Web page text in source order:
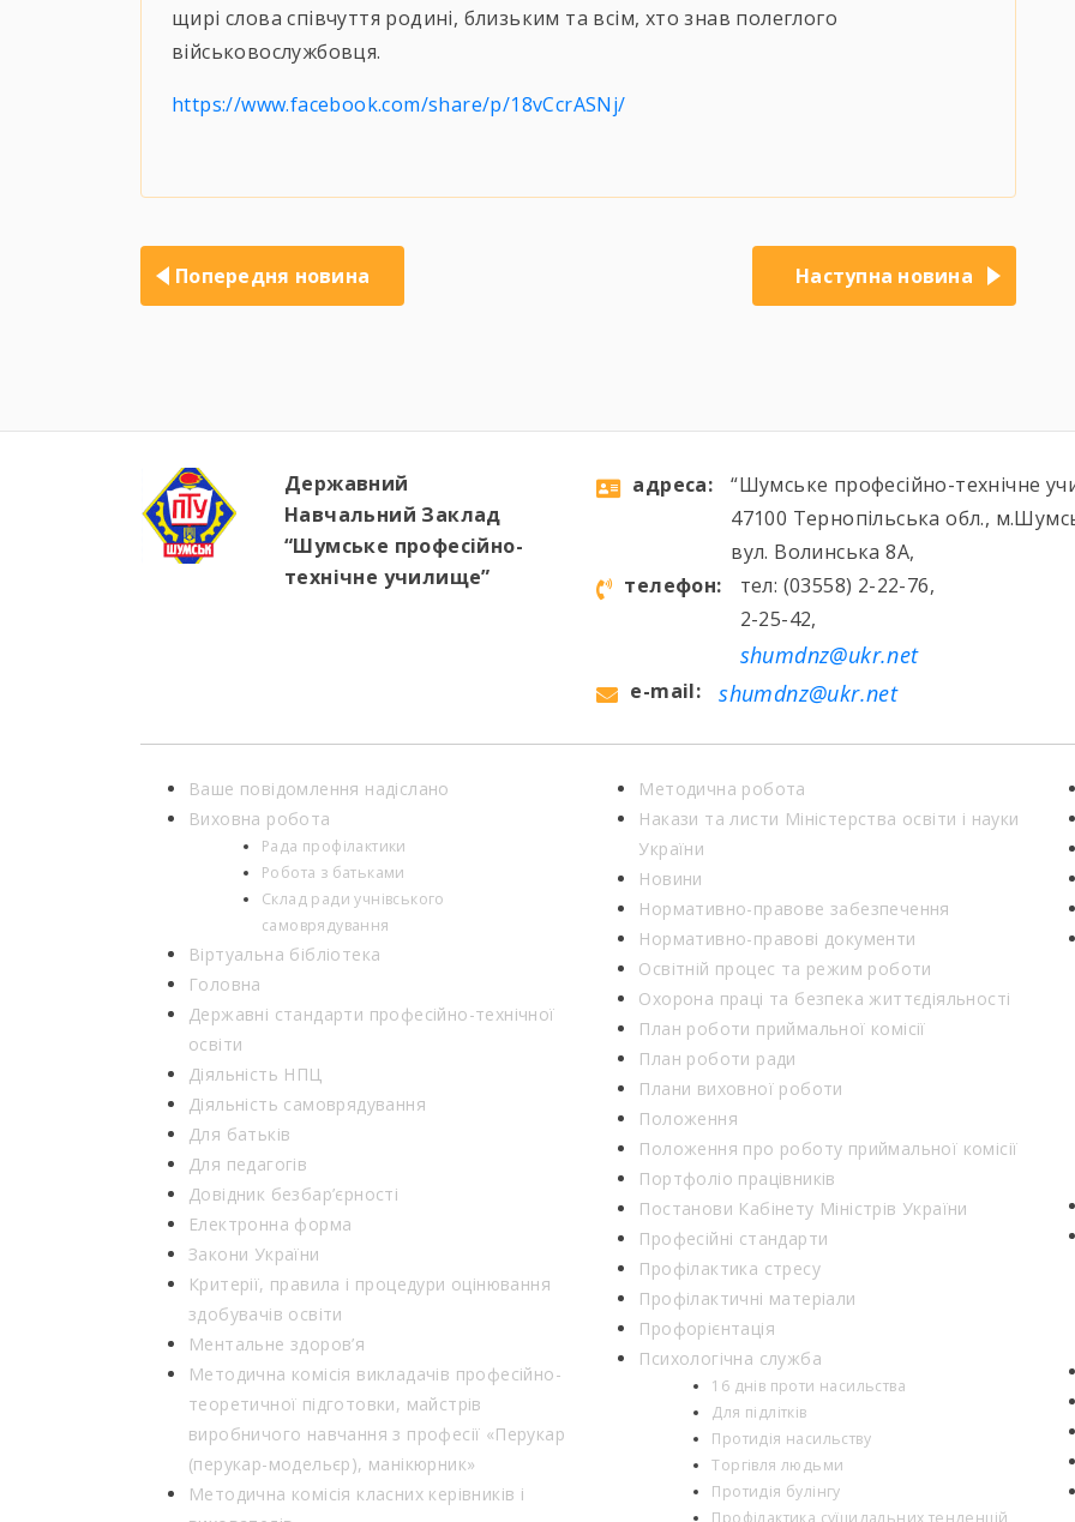
щирі слова співчуття родині, близьким та всім, хто знав полеглого
військовослужбовця.
https://www.facebook.com/share/p/18vCcrASNj/
записів
Попередня новина Наступна новина
Державний
Навчальний Заклад
“Шумське професійно-
технічне училище”
aдресa:
“Шумське професійно-технічне
47100 Тернопільська обл.,
вул. Волинська 8А,
телефон:
тел: (03558) 2-22-76,
2-25-42,
shumdnz@ukr.net
e-mail: shumdnz@ukr.net
Ваше повідомлення надіслано
Виховна робота
Рада профілактики
Робота з батьками
Склад ради учнівського
самоврядування
Віртуальна бібліотека
Головна
Державні стандарти професійно-технічної
освіти
Діяльність НПЦ
Діяльність самоврядування
Для батьків
Для педагогів
Довідник безбар’єрності
Електронна форма
Закони України
Критерії, правила і процедури оцінювання
здобувачів освіти
Ментальне здоров’я
Методична комісія викладачів професійно-
теоретичної підготовки, майстрів
виробничого навчання з професії «Перукар
(перукар-модельєр), манікюрник»
Методична комісія класних керівників і
Методична робота
Накази та листи Міністерства освіти і науки
України
Новини
Нормативно-правове забезпечення
Нормативно-правові документи
Освітній процес та режим роботи
Охорона праці та безпека життєдіяльності
План роботи приймальної комісії
План роботи ради
Плани виховної роботи
Положення
Положення про роботу приймальної комісії
Портфоліо працівників
Постанови Кабінету Міністрів України
Професійні стандарти
Профілактика стресу
Профілактичні матеріали
Профорієнтація
Психологічна служба
16 днів проти насильства
Для підлітків
Протидія насильству
Торгівля людьми
Протидія булінгу
Профілактика суїцидальних тенденцій